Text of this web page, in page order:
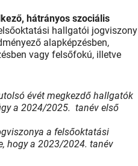
hátrányos szociális
hallgatói jogviszony
alapképzésben,
vagy felsőfokú, illetve
évét megkezdő hallgatók
a 2024/2025. tanév első
a felsőoktatási
hogy a 2023/2024. tanév